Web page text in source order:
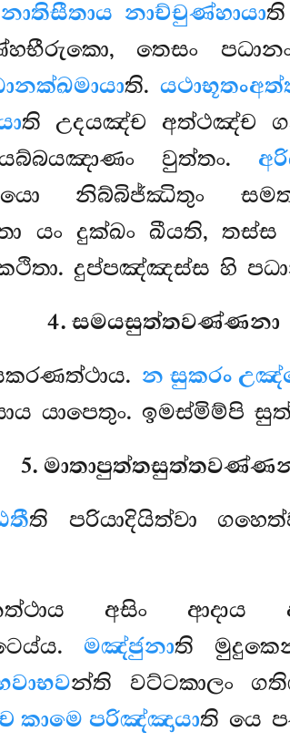
නාතිසීතාය නාච්චුණ්හායා
තෙසං
ති.යථාභූතං
ති උදයඤ්ච අත්ථඤ්ච
වුත්තං.
නිබ්බිජ්ඣිතුං
යං දුක්ඛං ඛීයති, තස්ස
දුප්පඤ්ඤස්ස හි
4. සමයසුත්තවණ්ණනා
න සුකරං
යාපෙතුං. ඉමස්මිම්පි
5.
ති පරියාදියිත්වා
අසිං ආදාය
මඤ්ජුනාති
න්ති වට්ටකාලං
කාමෙ පරිඤ්ඤායාති යෙ